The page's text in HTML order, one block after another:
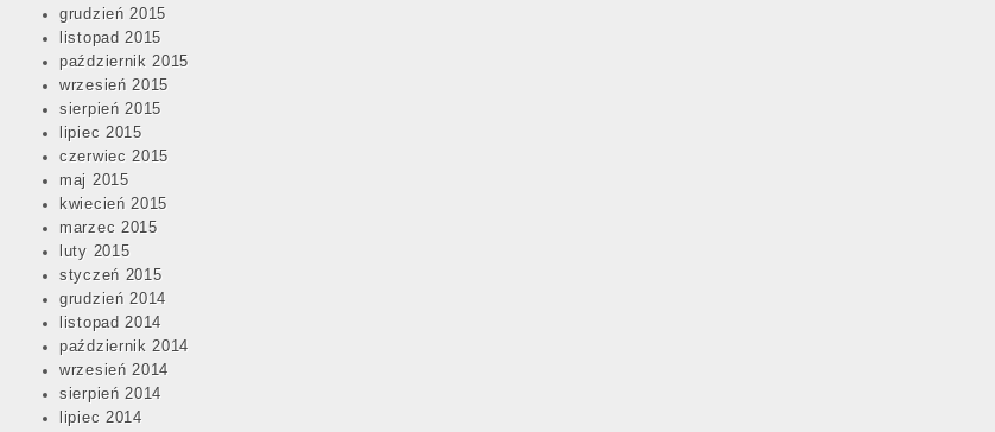
grudzień 2015
listopad 2015
październik 2015
wrzesień 2015
sierpień 2015
lipiec 2015
czerwiec 2015
maj 2015
kwiecień 2015
marzec 2015
luty 2015
styczeń 2015
grudzień 2014
listopad 2014
październik 2014
wrzesień 2014
sierpień 2014
lipiec 2014